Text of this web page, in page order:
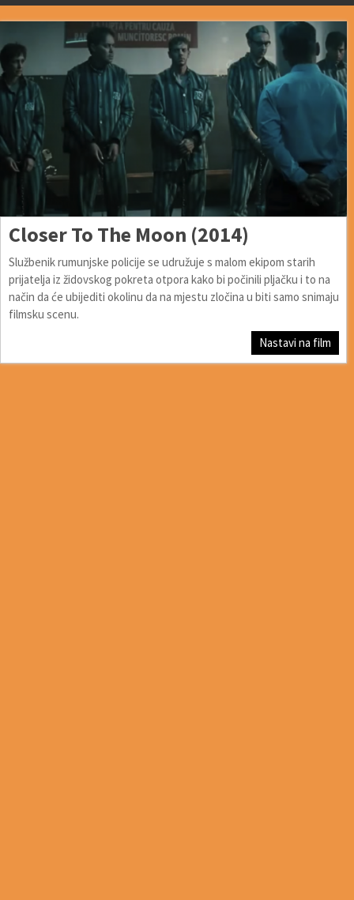
Closer To The Moon (2014)
Službenik rumunjske policije se udružuje s malom ekipom starih
prijatelja iz židovskog pokreta otpora kako bi počinili pljačku i to na
način da će ubijediti okolinu da na mjestu zločina u biti samo snimaju
filmsku scenu.
Nastavi na film